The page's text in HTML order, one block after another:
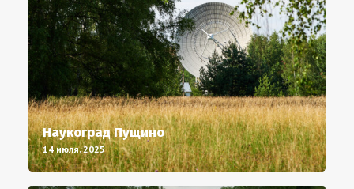
Наукоград Пущино
14 июля, 2025